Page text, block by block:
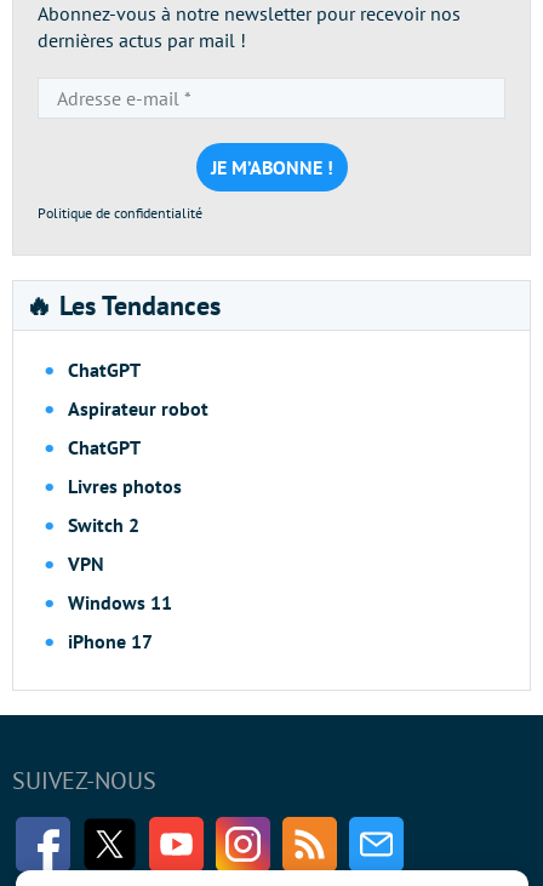
Abonnez-vous à notre newsletter pour recevoir nos
dernières actus par mail !
e-
mail
*
Politique de confidentialité
🔥 Les Tendances
ChatGPT
Aspirateur robot
ChatGPT
Livres photos
Switch 2
VPN
Windows 11
iPhone 17
SUIVEZ-NOUS
FacebookTwitter Youtube InstagramRSS Newsletter